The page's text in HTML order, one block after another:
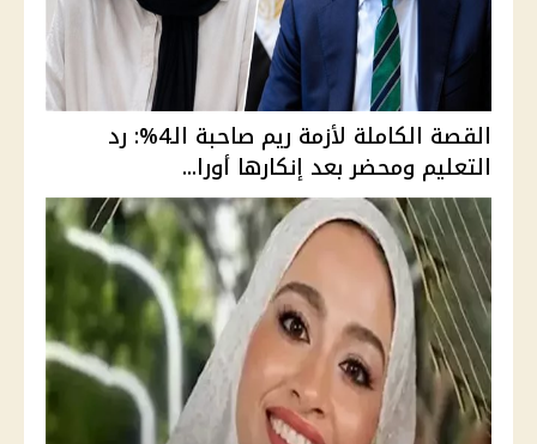
القصة الكاملة لأزمة ريم صاحبة الـ4%: رد
التعليم ومحضر بعد إنكارها أورا...